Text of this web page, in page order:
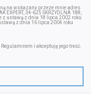
na wskazany przeze mnie adres
34-625 SKRZYDLNA 188,
z ustawą z dnia 18 lipca 2002 roku
z dnia 16 lipca 2004 roku
Regulaminem i akceptuję jego treść.